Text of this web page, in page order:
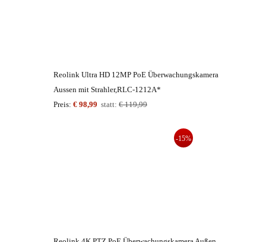
Reolink Ultra HD 12MP PoE Überwachungskamera
Aussen mit Strahler,RLC-1212A*
Preis: € 98,99 statt: € 119,99
-15%